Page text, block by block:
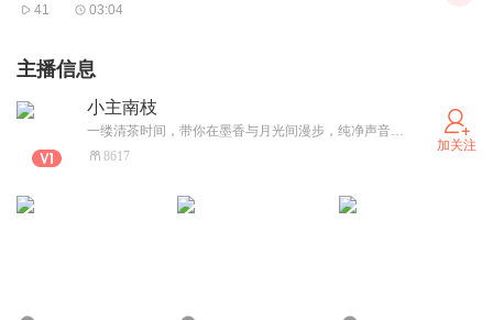
41 03:04
主播信息
小主南枝
一缕清茶时间，带你在墨香与月光间漫步，纯净声音如山间清泉、晨曦初露，以古风、历史、言情为舟，带你穿越古今，在历史的星河中寻找曾经的璀璨！
8617
加关注